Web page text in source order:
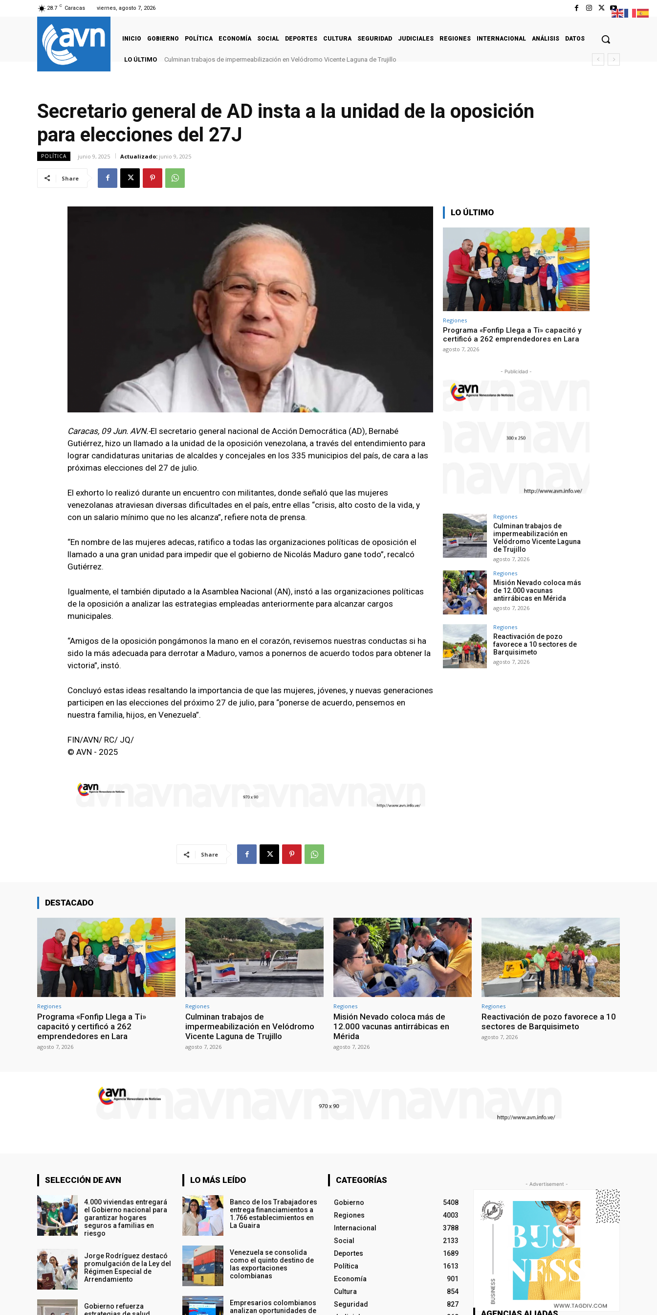
28.7 C Caracas viernes, agosto 7, 2026
INICIO GOBIERNO POLÍTICA ECONOMÍA SOCIAL DEPORTES CULTURA SEGURIDAD JUDICIALES REGIONES INTERNACIONAL ANÁLISIS DATOS
LO ÚLTIMO Culminan trabajos de impermeabilización en Velódromo Vicente Laguna de Trujillo
Secretario general de AD insta a la unidad de la oposición
para elecciones del 27J
POLÍTICA junio 9, 2025 Actualizado: junio 9, 2025
Share
Caracas, 09 Jun. AVN.-El secretario general nacional de Acción Democrática (AD), Bernabé
Gutiérrez, hizo un llamado a la unidad de la oposición venezolana, a través del entendimiento para
lograr candidaturas unitarias de alcaldes y concejales en los 335 municipios del país, de cara a las
próximas elecciones del 27 de julio.
El exhorto lo realizó durante un encuentro con militantes, donde señaló que las mujeres
venezolanas atraviesan diversas dificultades en el país, entre ellas “crisis, alto costo de la vida, y
con un salario mínimo que no les alcanza”, refiere nota de prensa.
“En nombre de las mujeres adecas, ratifico a todas las organizaciones políticas de oposición el
llamado a una gran unidad para impedir que el gobierno de Nicolás Maduro gane todo”, recalcó
Gutiérrez.
Igualmente, el también diputado a la Asamblea Nacional (AN), instó a las organizaciones políticas
de la oposición a analizar las estrategias empleadas anteriormente para alcanzar cargos
municipales.
“Amigos de la oposición pongámonos la mano en el corazón, revisemos nuestras conductas si ha
sido la más adecuada para derrotar a Maduro, vamos a ponernos de acuerdo todos para obtener la
victoria”, instó.
Concluyó estas ideas resaltando la importancia de que las mujeres, jóvenes, y nuevas generaciones
participen en las elecciones del próximo 27 de julio, para “ponerse de acuerdo, pensemos en
nuestra familia, hijos, en Venezuela”.
FIN/AVN/ RC/ JQ/
© AVN - 2025
Share
LO ÚLTIMO
Regiones
Programa «Fonfip Llega a Ti» capacitó y
certificó a 262 emprendedores en Lara
agosto 7, 2026
- Publicidad -
Regiones
Culminan trabajos de
impermeabilización en
Velódromo Vicente Laguna
de Trujillo
agosto 7, 2026
Regiones
Misión Nevado coloca más
de 12.000 vacunas
antirrábicas en Mérida
agosto 7, 2026
Regiones
Reactivación de pozo
favorece a 10 sectores de
Barquisimeto
agosto 7, 2026
DESTACADO
Regiones
Programa «Fonfip Llega a Ti»
capacitó y certificó a 262
emprendedores en Lara
agosto 7, 2026
Regiones
Culminan trabajos de
impermeabilización en Velódromo
Vicente Laguna de Trujillo
agosto 7, 2026
Regiones
Misión Nevado coloca más de
12.000 vacunas antirrábicas en
Mérida
agosto 7, 2026
Regiones
Reactivación de pozo favorece a 10
sectores de Barquisimeto
agosto 7, 2026
SELECCIÓN DE AVN
4.000 viviendas entregará
el Gobierno nacional para
garantizar hogares
seguros a familias en
riesgo
Jorge Rodríguez destacó
promulgación de la Ley del
Régimen Especial de
Arrendamiento
Gobierno refuerza
LO MÁS LEÍDO
Banco de los Trabajadores
entrega financiamientos a
1.766 establecimientos en
La Guaira
Venezuela se consolida
como el quinto destino de
las exportaciones
colombianas
Empresarios colombianos
analizan oportunidades de
CATEGORÍAS
Gobierno
5408
Regiones
4003
Internacional
3788
Social
2133
Deportes
1689
Política
1613
Economía
901
Cultura
854
Seguridad
827
- Advertisement -